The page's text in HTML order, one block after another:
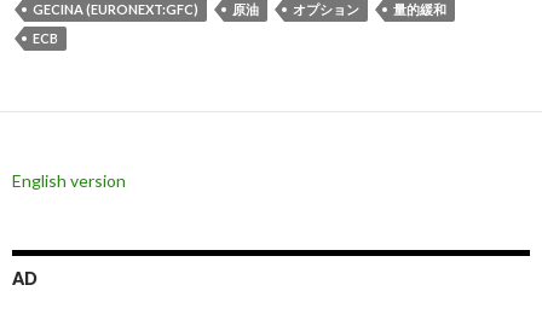
GECINA (EURONEXT:GFC) 原油 オプション
量的緩和
ECB
English version
AD